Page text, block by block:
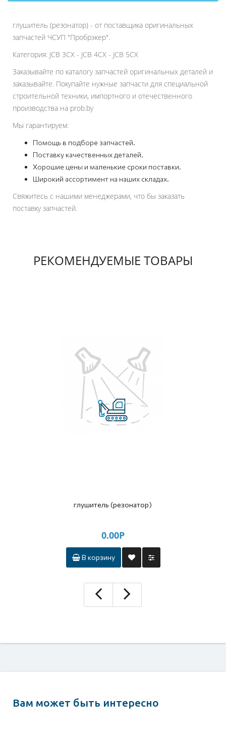
глушитель (резонатор) - от поставщика оригинальных
запчастей ЧСУП "Пробрэкер".
Категория: JCB 3CX - JCB 4CX - JCB 5CX
Заказывайте по каталогу запчастей оригинальных деталей и
заказывайте. Покупайте нужные запчасти для специальной
строительной техники, импортного и отечественного
производства на prob.by
Мы гарантируем:
Помощь в подборе запчастей.
Поставку качественных деталей.
Хорошие цены и маленькие сроки поставки.
Широкий ассортимент на наших складах.
Свяжитесь с нашими менеджерами, что бы заказать
поставку запчастей.
РЕКОМЕНДУЕМЫЕ ТОВАРЫ
глушитель (резонатор)
0.00Р
В корзину
Вам может быть интересно